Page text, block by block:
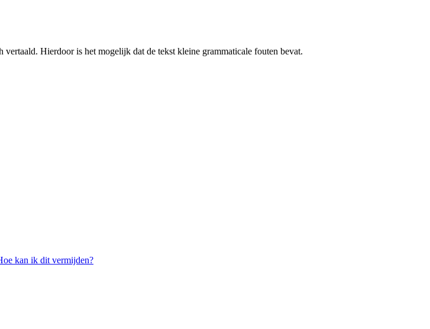
Hierdoor is het mogelijk dat de tekst kleine grammaticale fouten bevat.
kan ik dit vermijden?